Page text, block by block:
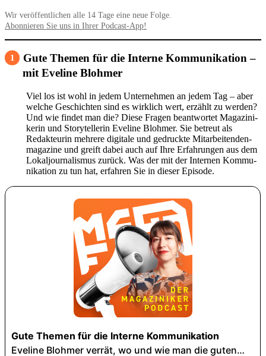
Wir veröf­fent­li­chen alle 14 Tage eine neue Folge.
Abon­nieren Sie uns in Ihrer Podcast-App!
1
Gute Themen für die Interne Kommu­ni­ka­tion –
mit Eveline Blohmer
Viel los ist wohl in jedem Unter­nehmen an jedem Tag – aber
welche Geschichten sind es wirk­lich wert, erzählt zu werden?
Und wie findet man die? Diese Fragen beant­wortet Maga­zi­ni­
kerin und Storytel­lerin Eveline Blohmer. Sie betreut als
Redak­teurin mehrere digi­tale und gedruckte Mitar­bei­ten­den­
ma­ga­zine und greift dabei auch auf Ihre Erfah­rungen aus dem
Lokal­jour­na­lismus zurück. Was der mit der Internen Kommu­
ni­ka­tion zu tun hat, erfahren Sie in dieser Episode.